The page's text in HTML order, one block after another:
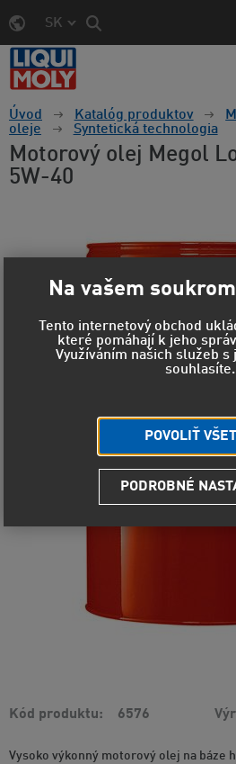
SK
Úvod Katalóg produktov
oleje
Syntetická technologia
Motorový olej Megol
5W-40
Kód produktu 6576
Vysoko výkonný motorový olej na báze
Na vašem
Tento internetový obchod
které pomáhají k jeho
Využíváním našich služeb s
souhlasíte.
POVOLIŤ
PODROBNÉ